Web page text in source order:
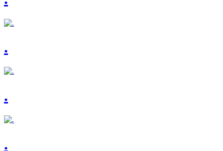
.
.
.